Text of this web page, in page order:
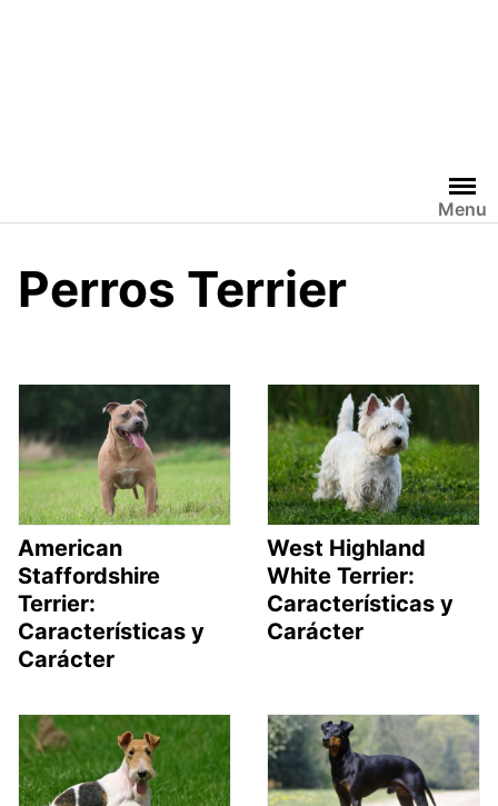
Menu
Perros Terrier
American
Staffordshire
Terrier:
Características y
Carácter
West Highland
White Terrier:
Características y
Carácter